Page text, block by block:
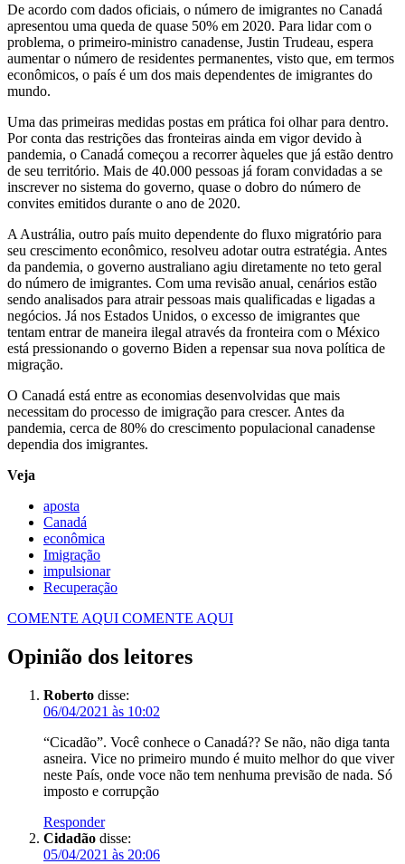
De acordo com dados oficiais, o número de imigrantes no Canadá
apresentou uma queda de quase 50% em 2020. Para lidar com o
problema, o primeiro-ministro canadense, Justin Trudeau, espera
aumentar o número de residentes permanentes, visto que, em termos
econômicos, o país é um dos mais dependentes de imigrantes do
mundo.
Uma das primeiras medidas postas em prática foi olhar para dentro.
Por conta das restrições das fronteiras ainda em vigor devido à
pandemia, o Canadá começou a recorrer àqueles que já estão dentro
de seu território. Mais de 40.000 pessoas já foram convidadas a se
inscrever no sistema do governo, quase o dobro do número de
convites emitidos durante o ano de 2020.
A Austrália, outro país muito dependente do fluxo migratório para
seu crescimento econômico, resolveu adotar outra estratégia. Antes
da pandemia, o governo australiano agiu diretamente no teto geral
do número de imigrantes. Com uma revisão anual, cenários estão
sendo analisados para atrair pessoas mais qualificadas e ligadas a
negócios. Já nos Estados Unidos, o excesso de imigrantes que
tentam entrar de maneira ilegal através da fronteira com o México
está pressionando o governo Biden a repensar sua nova política de
migração.
O Canadá está entre as economias desenvolvidas que mais
necessitam do processo de imigração para crescer. Antes da
pandemia, cerca de 80% do crescimento populacional canadense
dependia dos imigrantes.
Veja
aposta
Canadá
econômica
Imigração
impulsionar
Recuperação
COMENTE AQUI COMENTE AQUI
Opinião dos leitores
Roberto disse:
06/04/2021 às 10:02
“Cicadão”. Você conhece o Canadá?? Se não, não diga tanta
asneira. Vice no primeiro mundo é muito melhor do que viver
neste País, onde voce não tem nenhuma previsão de nada. Só
imposto e corrupção
Responder
Cidadão disse:
05/04/2021 às 20:06